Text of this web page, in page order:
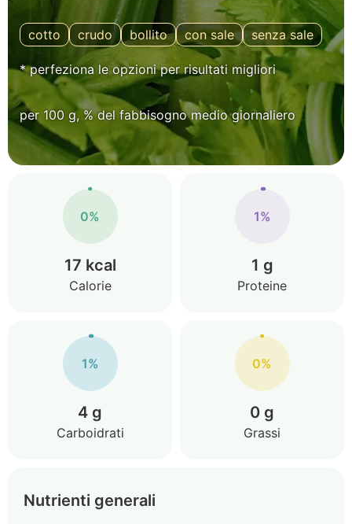
cotto crudo bollito con sale senza sale
* perfeziona le opzioni per risultati migliori
per 100 g, % del fabbisogno medio giornaliero
0%
17 kcal
Calorie
1%
1 g
Proteine
1%
4 g
Carboidrati
0%
0 g
Grassi
Nutrienti generali